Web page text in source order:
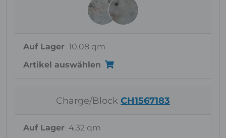
Auf Lager 10,08 qm
Artikel auswählen
Charge/Block CH1567183
Auf Lager 4,32 qm